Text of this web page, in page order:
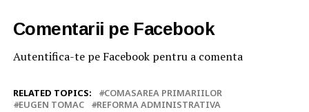
Comentarii pe Facebook
Autentifica-te pe Facebook pentru a comenta
RELATED TOPICS:
COMASAREA PRIMARIILOR
EUGEN TOMAC
REFORMA ADMINISTRATIVA